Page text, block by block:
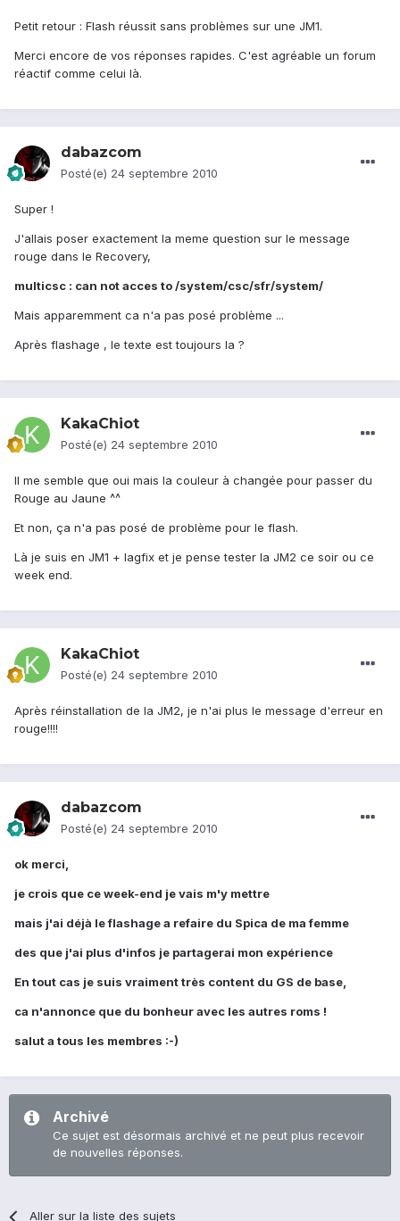
Petit retour : Flash réussit sans problèmes sur une JM1.
Merci encore de vos réponses rapides. C'est agréable un forum
réactif comme celui là.
dabazcom
Posté(e) 24 septembre 2010
Super !
J'allais poser exactement la meme question sur le message
rouge dans le Recovery,
multicsc : can not acces to /system/csc/sfr/system/
Mais apparemment ca n'a pas posé problème ...
Après flashage , le texte est toujours la ?
KakaChiot
Posté(e) 24 septembre 2010
Il me semble que oui mais la couleur à changée pour passer du
Rouge au Jaune ^^
Et non, ça n'a pas posé de problème pour le flash.
Là je suis en JM1 + lagfix et je pense tester la JM2 ce soir ou ce
week end.
KakaChiot
Posté(e) 24 septembre 2010
Après réinstallation de la JM2, je n'ai plus le message d'erreur en
rouge!!!!
dabazcom
Posté(e) 24 septembre 2010
ok merci,
je crois que ce week-end je vais m'y mettre
mais j'ai déjà le flashage a refaire du Spica de ma femme
des que j'ai plus d'infos je partagerai mon expérience
En tout cas je suis vraiment très content du GS de base,
ca n'annonce que du bonheur avec les autres roms !
salut a tous les membres :-)
Archivé
Ce sujet est désormais archivé et ne peut plus recevoir
de nouvelles réponses.
Aller sur la liste des sujets